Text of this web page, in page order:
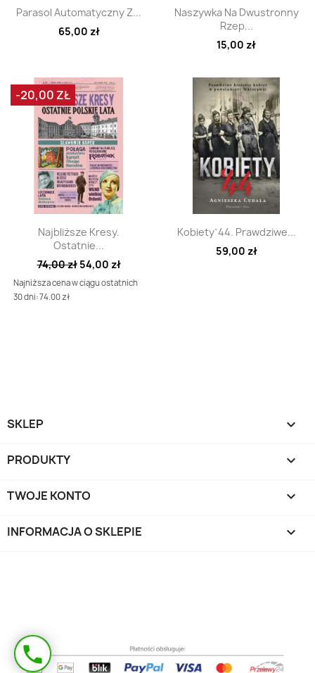
Szybki podgląd
Parasol Automatyczny Z...
65,00 zł
Szybki podgląd
Naszywka Na Dwustronny
Rzep...
15,00 zł
Szybki podgląd
Najbliższe Kresy.
Ostatnie...
74,00 zł 54,00 zł
Najniższa cena w ciągu ostatnich
30 dni: 74.00 zł
-20,00 ZŁ
Szybki podgląd
Kobiety`44. Prawdziwe...
59,00 zł
SKLEP 
PRODUKTY 
TWOJE KONTO 
INFORMACJA O SKLEPIE keyboard_arrow_down
Masz pytanie?
Oddzwonimy!
phone